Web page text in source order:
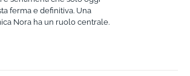
ferma e definitiva. Una
Nora ha un ruolo centrale.